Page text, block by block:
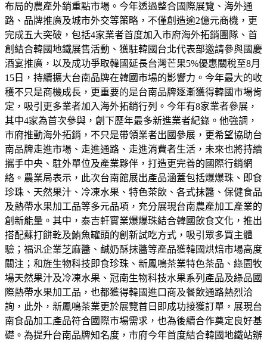
布局的農產外銷重點市場。今年透過整合國際展覽、海外通
路、品牌推廣及城市外交等策略，不僅創造逾2億元商機，更
完成五大突破，包括4家業者首度加入市府海外拓銷團隊、首
創結合韓國地鐵展售活動、獲駐韓國台北代表部邀請參與國慶
酒宴推廣，以及成功爭取韓國延長台灣芒果5%優惠關稅至8月
15日，持續擴大台南品牌在韓國市場的影響力。今年最大的收
穫不只是商機成長，更重要的是台南品牌逐漸獲得韓國市場肯
定，吸引更多業者加入海外拓銷行列。今年有8家業者參展，
其中4家為首次參與，創下歷年最多新進業者紀錄。他強調，
市府推動海外拓銷，不只是帶領業者出國參展，更希望協助台
南品牌走進市場、走進通路、走進消費者生活，未來也將持續
攜手中央、駐外單位及產業夥伴，打造更完善的國際行銷網
絡。農業局表示，此次台南館展出產品涵蓋包括爆爆珠、即食
珍珠、天然果汁、冷凍水果、特色茶飲、各式抹醬、保健食品
及熱帶水果加工品等多元品項，充分展現台南農產加工產業的
創新能量。其中，泰吉軒實業爆爆珠結合韓國飲食文化，推出
搭配蘇打餅乾及鮪魚罐頭的創新試吃方式，吸引眾多買主體
驗；福汎企業芝麻醬、鹹奶酥抹醬等產品獲韓國烘焙市場高度
關注；和旌生物科技即食珍珠、新鳳鳴茶業特色茶品、綠園牧
場天然果汁及冷凍水果、冠南生物科技水果系列產品及綠品國
際熱帶水果加工品，也都獲得韓國進口商及餐飲通路熱烈洽
詢，此外，新鳳鳴茶業更於展覽首日即成功接獲訂單，展現台
南食品加工產品符合國際市場需求，也為後續合作奠定良好基
礎。為提升台南品牌知名度，市府今年首度結合韓國地鐵站辦